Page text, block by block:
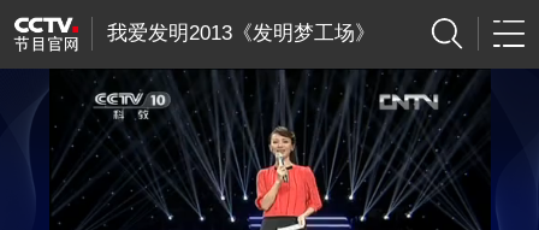
我爱发明2013《发明梦工场》